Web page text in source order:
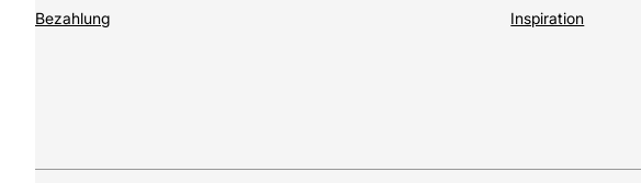
Bezahlung
Inspiration